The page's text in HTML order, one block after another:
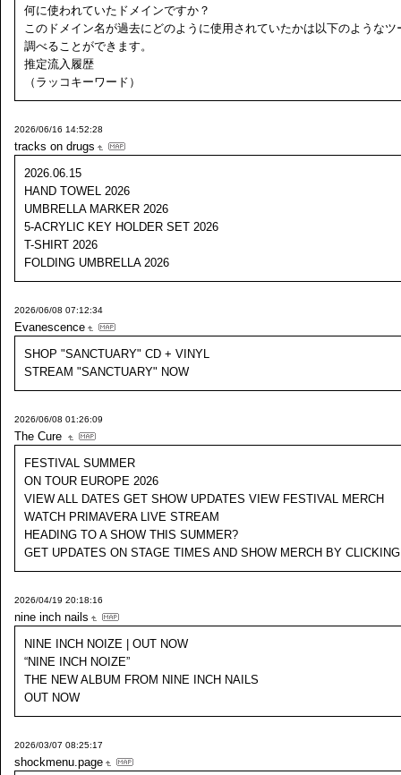
何に使われていたドメインですか？
このドメイン名が過去にどのように使用されていたかは以下のようなツ
調べることができます。
推定流入履歴
（ラッコキーワード）
2026/06/16 14:52:28
tracks on drugs
2026.06.15
HAND TOWEL 2026
UMBRELLA MARKER 2026
5-ACRYLIC KEY HOLDER SET 2026
T-SHIRT 2026
FOLDING UMBRELLA 2026
2026/06/08 07:12:34
Evanescence
SHOP "SANCTUARY" CD + VINYL
STREAM "SANCTUARY" NOW
2026/06/08 01:26:09
The Cure
FESTIVAL SUMMER
ON TOUR EUROPE 2026
VIEW ALL DATES GET SHOW UPDATES VIEW FESTIVAL MERCH
WATCH PRIMAVERA LIVE STREAM
HEADING TO A SHOW THIS SUMMER?
GET UPDATES ON STAGE TIMES AND SHOW MERCH BY CLICKING
2026/04/19 20:18:16
nine inch nails
NINE INCH NOIZE | OUT NOW
“NINE INCH NOIZE”
THE NEW ALBUM FROM NINE INCH NAILS
OUT NOW
2026/03/07 08:25:17
shockmenu.page